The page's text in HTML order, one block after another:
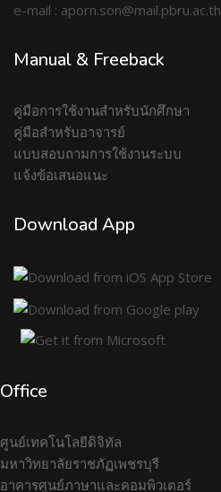
e-mail : aporn.son@mail.pbru.ac.th
Manual & Freeback
คู่มือการใช้งานสำหรับนักศึกษา
คู่มือสำหรับอาจารย์
แบบสอบถามการใช้งานระบบ
แจ้งข้อเสนอแนะ
Download App
Office
ศูนย์เทคโนโลยีดิจิทัล
มหาวิทยาลัยราชภัฏเพชรบุรี
อาคารศูนย์ภาษาและคอมพิวเตอร์